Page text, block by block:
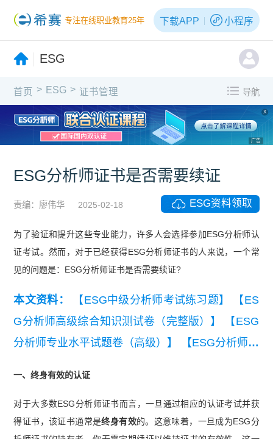
专注在线职业教育25年 下载APP 小程序
ESG
首页 > ESG > 证书管理 导航
X
广告
ESG分析师证书是否需要续证
责编：廖伟华 2025-02-18 ESG资料领取
为了验证和提升这些专业能力，许多人会选择参加ESG分析师认
证考试。然而，对于已经获得ESG分析师证书的人来说，一个常
见的问题是：ESG分析师证书是否需要续证?
本文资料： 【ESG中级分析师考试练习题】
【ES
G分析师高级综合知识测试卷（完整版）】
【ESG
分析师专业水平试题卷（高级）】
【ESG分析师联
高级练习题（上午）20250227】 【中科电气案例-
2023年度环境社会与公司治理ESG报告】 【长青
一、终身有效的认证
对于大多数ESG分析师证书而言，一旦通过相应的认证考试并获
得证书，该证书通常是终身有效的。这意味着，一旦成为ESG分